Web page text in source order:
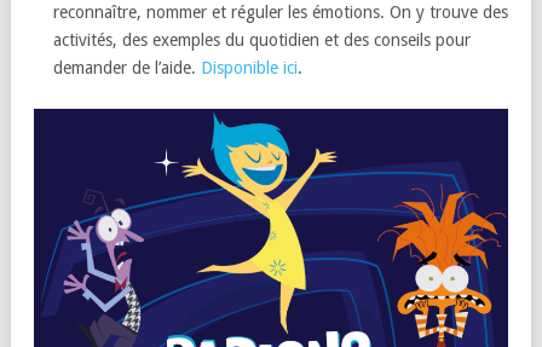
reconnaître, nommer et réguler les émotions. On y trouve des
activités, des exemples du quotidien et des conseils pour
demander de l’aide. Disponible ici.